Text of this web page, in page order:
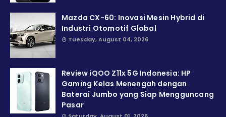
Mazda CX-60: Inovasi Mesin Hybrid di
Industri Otomotif Global
Tuesday, August 04, 2026
Review iQOO Z11x 5G Indonesia: HP
Gaming Kelas Menengah dengan
Baterai Jumbo yang Siap Mengguncang
Pasar